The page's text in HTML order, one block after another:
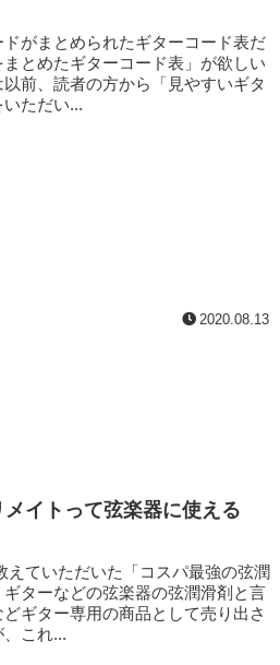
がまとめられたギターコード表だ
とめたギターコード表」が欲しい
前、読者の方から「見やすいギタ
ただい...
2020.08.13
イトって弦楽器に使える
ていただいた「コスパ最強の弦潤
ターなどの弦楽器の弦潤滑剤と言
ギター専用の商品として売り出さ
これ...